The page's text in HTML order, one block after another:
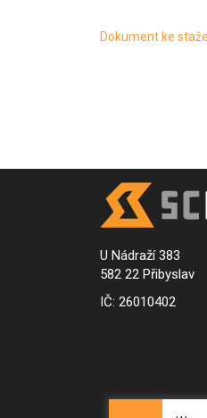
Dokument ke
U Nádraží 383
582 22 Přibyslav
IČ: 26010402